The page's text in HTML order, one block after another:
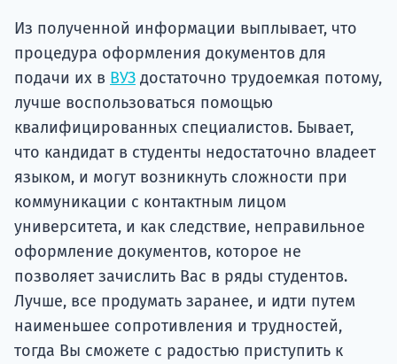
Из полученной информации выплывает, что
процедура оформления документов для
подачи их в ВУЗ достаточно трудоемкая потому,
лучше воспользоваться помощью
квалифицированных специалистов. Бывает,
что кандидат в студенты недостаточно владеет
языком, и могут возникнуть сложности при
коммуникации с контактным лицом
университета, и как следствие, неправильное
оформление документов, которое не
позволяет зачислить Вас в ряды студентов.
Лучше, все продумать заранее, и идти путем
наименьшее сопротивления и трудностей,
тогда Вы сможете с радостью приступить к